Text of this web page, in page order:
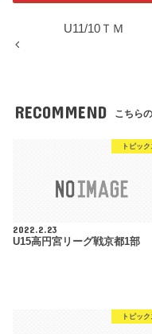
U11/10ＴＭ
RECOMMEND こちら
トピック
2022.2.23
U15高円宮リーグ戦京都1部
トピック